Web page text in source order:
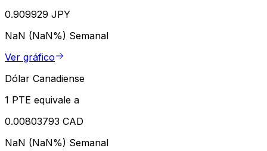
0.909929 JPY
NaN (NaN%) Semanal
Ver gráfico
Dólar Canadiense
1 PTE equivale a
0.00803793 CAD
NaN (NaN%) Semanal